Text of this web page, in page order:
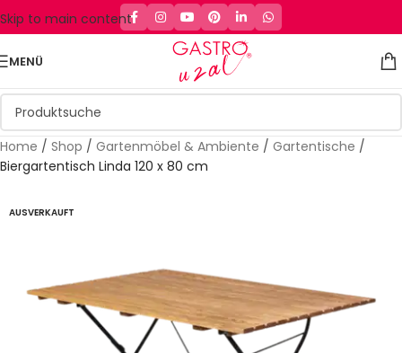
Skip to main content
MENÜ
Home / Shop / Gartenmöbel & Ambiente / Gartentische /
Biergartentisch Linda 120 x 80 cm
AUSVERKAUFT